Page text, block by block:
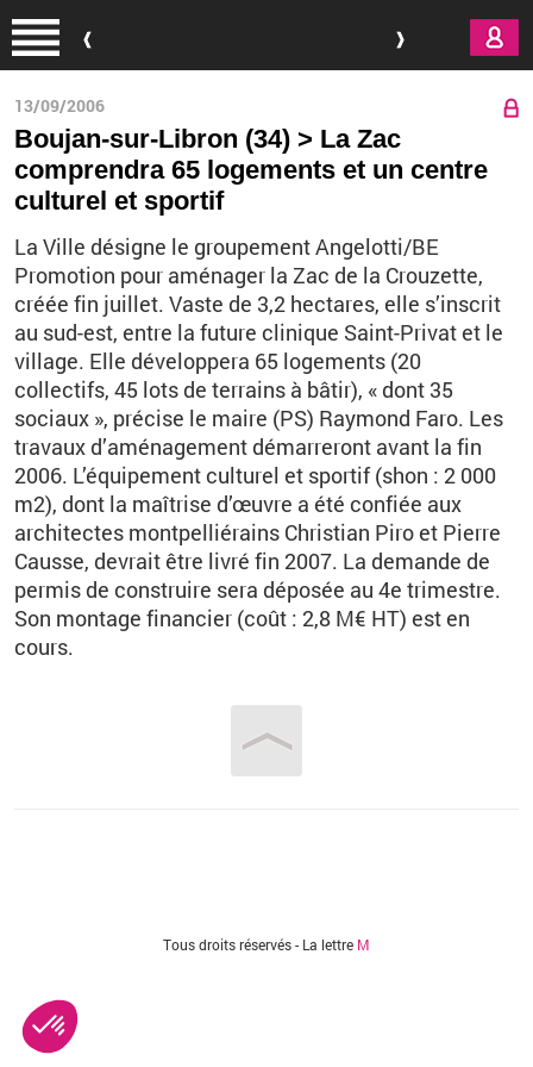
13/09/2006
Boujan-sur-Libron (34) > La Zac
comprendra 65 logements et un centre
culturel et sportif
La Ville désigne le groupement Angelotti/BE
Promotion pour aménager la Zac de la Crouzette,
créée fin juillet. Vaste de 3,2 hectares, elle s’inscrit
au sud-est, entre la future clinique Saint-Privat et le
village. Elle développera 65 logements (20
collectifs, 45 lots de terrains à bâtir), « dont 35
sociaux », précise le maire (PS) Raymond Faro. Les
travaux d’aménagement démarreront avant la fin
2006. L’équipement culturel et sportif (shon : 2 000
m2), dont la maîtrise d’œuvre a été confiée aux
architectes montpelliérains Christian Piro et Pierre
Causse, devrait être livré fin 2007. La demande de
permis de construire sera déposée au 4e trimestre.
Son montage financier (coût : 2,8 M€ HT) est en
cours.
Tous droits réservés - La lettre M